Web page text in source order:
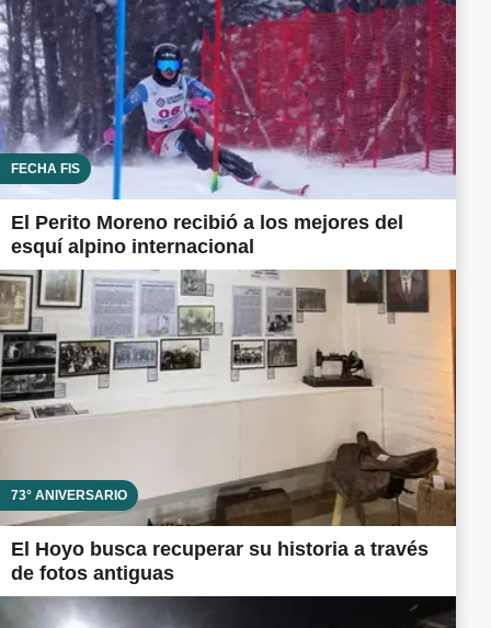
FECHA FIS
El Perito Moreno recibió a los mejores del
esquí alpino internacional
73° ANIVERSARIO
El Hoyo busca recuperar su historia a través
de fotos antiguas